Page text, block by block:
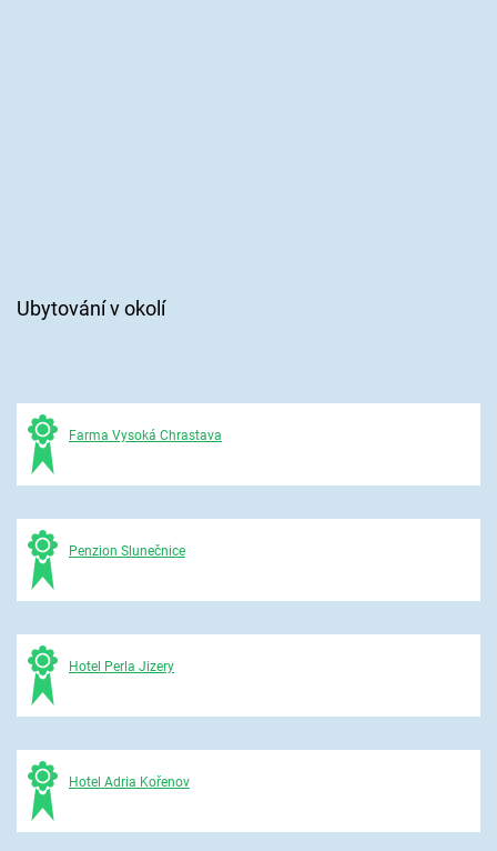
Ubytování v okolí
Farma Vysoká Chrastava
Penzion Slunečnice
Hotel Perla Jizery
Hotel Adria Kořenov